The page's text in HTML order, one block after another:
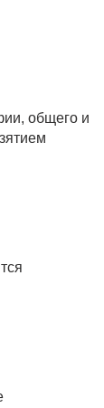
общего и